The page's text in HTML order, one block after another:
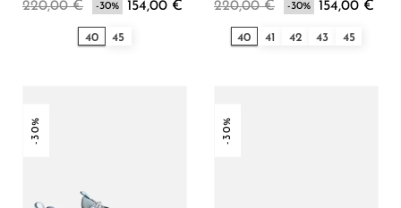
220,00 € -30% 154,00 €
40 45
220,00 € -30% 154,00 €
40 41 42 43 45
-30% -30%